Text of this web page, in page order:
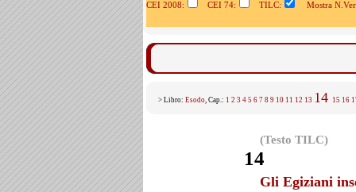
CEI 2008:
CEI 74: TILC: Mostra
> Libro: Esodo, Cap.: 1 2 3 4 5 6 7 8 9 10 11 12 13 14 15 16
(Testo TILC)
14
Gli Egiziani